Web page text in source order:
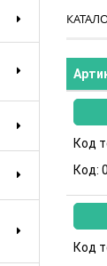
Код
Код: 0
Код